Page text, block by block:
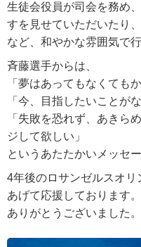
生徒会役員が司会を務め
すを見せていただいたり
など、和やかな雰囲気で
斉藤選手からは、
「夢はあってもなくても
「今、目指したいことが
「失敗を恐れず、あきら
ジして欲しい」
というあたたかいメッセ
4年後のロサンゼルスオ
あげて応援しております。
ありがとうございました。